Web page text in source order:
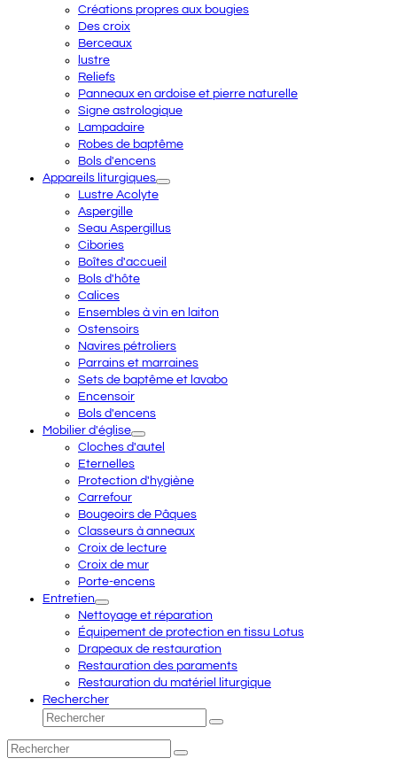
Créations propres aux bougies
Des croix
Berceaux
lustre
Reliefs
Panneaux en ardoise et pierre naturelle
Signe astrologique
Lampadaire
Robes de baptême
Bols d'encens
Appareils liturgiques
Lustre Acolyte
Aspergille
Seau Aspergillus
Cibories
Boîtes d'accueil
Bols d'hôte
Calices
Ensembles à vin en laiton
Ostensoirs
Navires pétroliers
Parrains et marraines
Sets de baptême et lavabo
Encensoir
Bols d'encens
Mobilier d'église
Cloches d'autel
Eternelles
Protection d'hygiène
Carrefour
Bougeoirs de Pâques
Classeurs à anneaux
Croix de lecture
Croix de mur
Porte-encens
Entretien
Nettoyage et réparation
Équipement de protection en tissu Lotus
Drapeaux de restauration
Restauration des paraments
Restauration du matériel liturgique
Rechercher
Rechercher
Envoyer
Rechercher
Envoyer